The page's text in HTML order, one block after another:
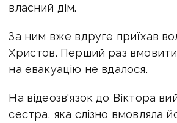
власний дім.
За ним вже вдруге приїхав
Христов. Перший раз вмовити
на евакуацію не вдалося.
На відеозв'язок до Віктора
сестра, яка слізно вмовляла